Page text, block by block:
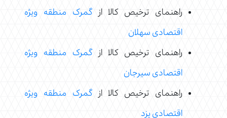
راهنمای ترخیص کالا ازگمرک منطقه ویژه
اقتصادی سهلان
راهنمای ترخیص کالا ازگمرک منطقه ویژه
اقتصادی سیرجان
راهنمای ترخیص کالا ازگمرک منطقه ویژه
اقتصادی یزد